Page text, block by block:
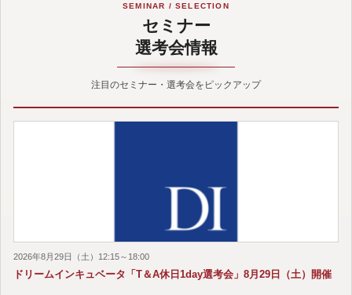
SEMINAR / SELECTION
セミナー
選考会情報
注目のセミナー・選考会をピックアップ
2026年8月29日（土）12:15～18:00
ドリームインキュベータ「T＆A休日1day選考会」8月29日（土）開催